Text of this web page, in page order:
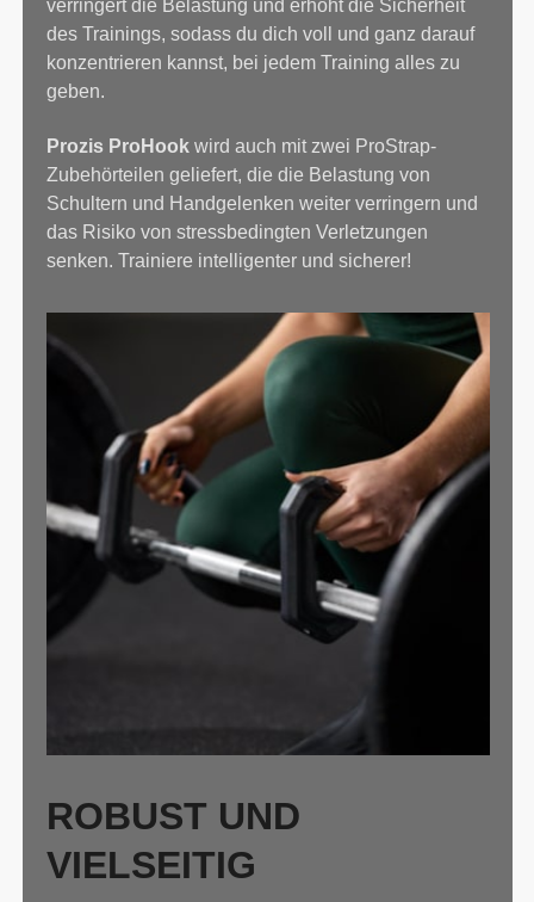
verringert die Belastung und erhöht die Sicherheit
des Trainings, sodass du dich voll und ganz darauf
konzentrieren kannst, bei jedem Training alles zu
geben.
Prozis ProHook wird auch mit zwei ProStrap-
Zubehörteilen geliefert, die die Belastung von
Schultern und Handgelenken weiter verringern und
das Risiko von stressbedingten Verletzungen
senken. Trainiere intelligenter und sicherer!
ROBUST UND
VIELSEITIG